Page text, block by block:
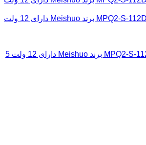
رله کولری مدل MPQ2-S-112D-C برند Meishuo دارای 12 ولت 5